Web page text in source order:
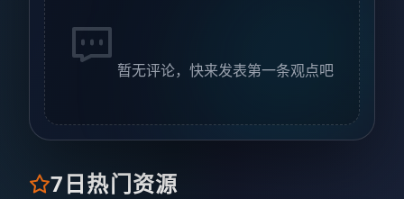
暂无评论，快来发表第一条观点吧
7日热门资源